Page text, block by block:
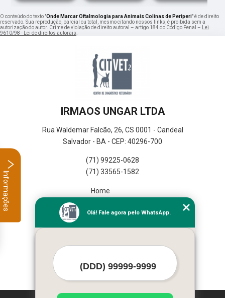
O conteúdo do texto "Onde Marcar Oftalmologia para Animais Colinas de Periperi" é de direito
reservado. Sua reprodução, parcial ou total, mesmo citando nossos links, é proibida sem a
autorização do autor. Crime de violação de direito autoral – artigo 184 do Código Penal – Lei
9610/98 - Lei de direitos autorais.
IRMAOS UNGAR LTDA
Rua Waldemar Falcão, 26, CS 0001 - Candeal
Salvador - BA - CEP: 40296-700
(71) 99225-0628
(71) 33565-1582
Home
Missão
Olá! Fale agora pelo WhatsApp.
Informações